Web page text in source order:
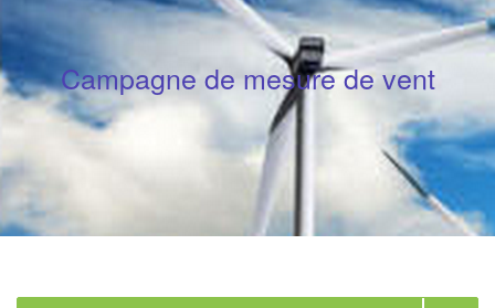
Campagne de mesure de vent